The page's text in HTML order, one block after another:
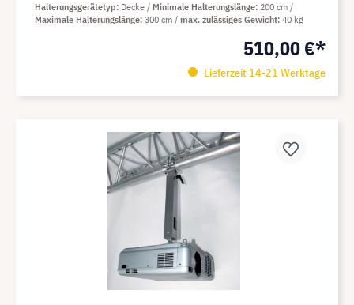
510,00 €*
Lieferzeit 14-21 Werktage
Halterungsgerätetyp Decke Minimale Halterungslänge 200 cm
Maximale Halterungslänge 300 cm max. zulässiges Gewicht 40 kg